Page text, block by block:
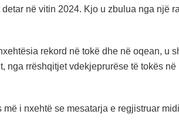
në vitin 2024. Kjo u zbulua nga një
rekord në tokë dhe në oqean, u
nga rrëshqitjet vdekjeprurëse të tokës
i nxehtë se mesatarja e regjistruar